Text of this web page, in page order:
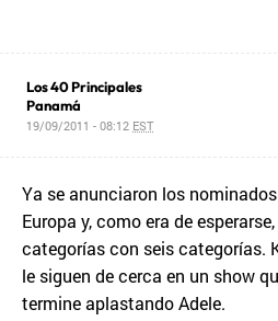
Los 40 Principales
Panamá
19/09/2011 - 08:12 EST
Ya se anunciaron los
Europa y, como era de
categorías con seis categorías.
le siguen de cerca en un show
termine aplastando Adele.